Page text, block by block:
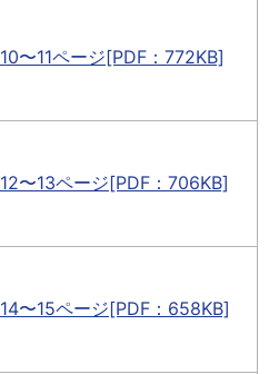
10〜11ページ[PDF：772KB]
12〜13ページ[PDF：706KB]
14〜15ページ[PDF：658KB]